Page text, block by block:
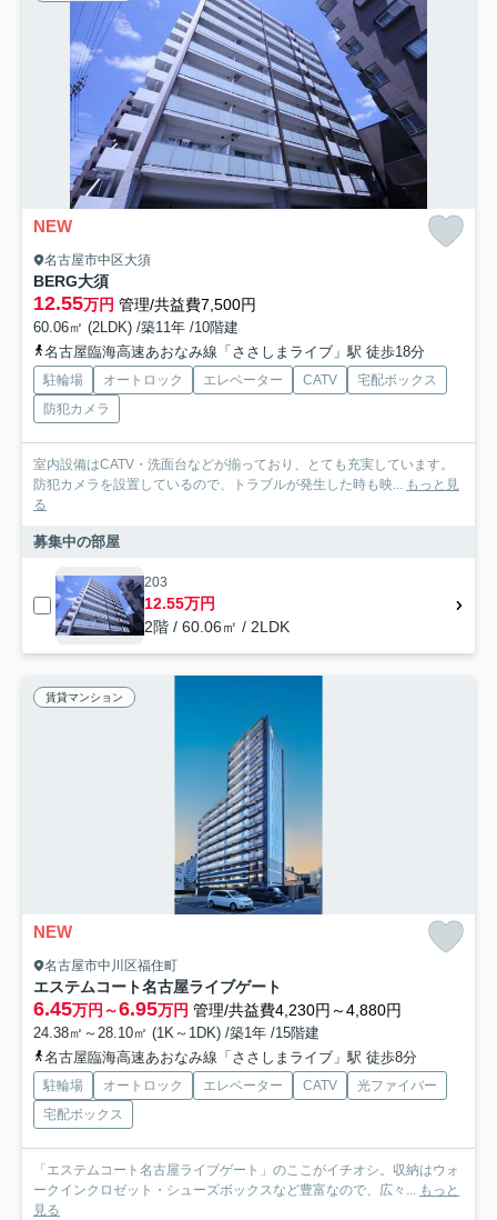
NEW
名古屋市中区大須
BERG大須
12.55万円 管理/共益費7,500円
60.06㎡ (2LDK) /築11年 /10階建
名古屋臨海高速あおなみ線「ささしまライブ」駅 徒歩18分
駐輪場 オートロック エレベーター CATV
宅配ボックス
防犯カメラ
室内設備はCATV・洗面台などが揃っており、とても充実しています。
防犯カメラを設置しているので、トラブルが発生した時も映... もっと見
る
募集中の部屋
203
12.55万円
2階 / 60.06㎡ / 2LDK
賃貸マンション
NEW
名古屋市中川区福住町
エステムコート名古屋ライブゲート
6.45万円～6.95万円 管理/共益費4,230円～4,880円
24.38㎡～28.10㎡ (1K～1DK) /築1年 /15階建
名古屋臨海高速あおなみ線「ささしまライブ」駅 徒歩8分
駐輪場 オートロック エレベーター CATV
光ファイバー
宅配ボックス
「エステムコート名古屋ライブゲート」のここがイチオシ。収納はウォ
ークインクロゼット・シューズボックスなど豊富なので、広々... もっと
見る